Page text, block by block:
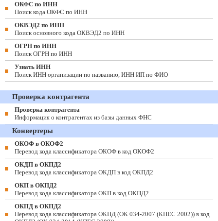
ОКФС по ИНН
Поиск кода ОКФС по ИНН
ОКВЭД2 по ИНН
Поиск основного кода ОКВЭД2 по ИНН
ОГРН по ИНН
Поиск ОГРН по ИНН
Узнать ИНН
Поиск ИНН организации по названию, ИНН ИП по ФИО
Проверка контрагента
Проверка контрагента
Информация о контрагентах из базы данных ФНС
Конвертеры
ОКОФ в ОКОФ2
Перевод кода классификатора ОКОФ в код ОКОФ2
ОКДП в ОКПД2
Перевод кода классификатора ОКДП в код ОКПД2
ОКП в ОКПД2
Перевод кода классификатора ОКП в код ОКПД2
ОКПД в ОКПД2
Перевод кода классификатора ОКПД (ОК 034-2007 (КПЕС 2002)) в код